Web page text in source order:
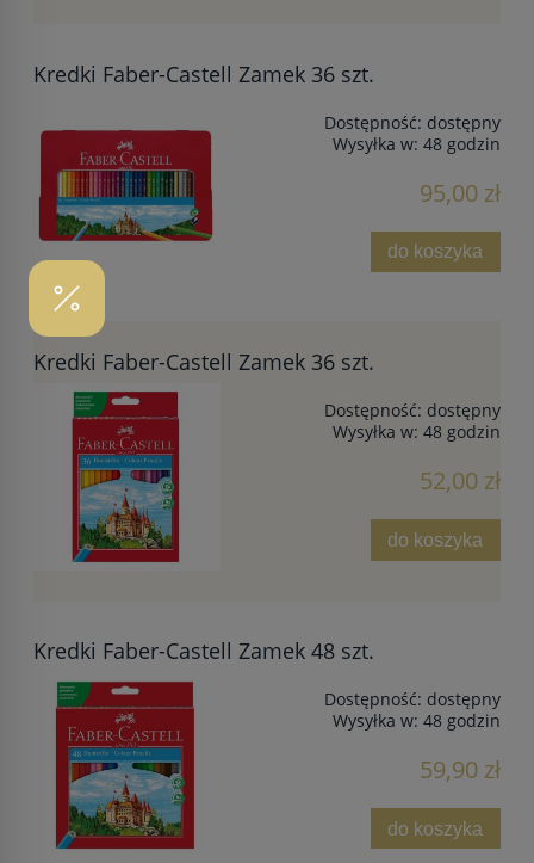
Kredki Faber-Castell Zamek 36 szt.
Dostępność: dostępny
Wysyłka w: 48 godzin
95,00 zł
do koszyka
Kredki Faber-Castell Zamek 36 szt.
Dostępność: dostępny
Wysyłka w: 48 godzin
52,00 zł
do koszyka
Kredki Faber-Castell Zamek 48 szt.
Dostępność: dostępny
Wysyłka w: 48 godzin
59,90 zł
do koszyka